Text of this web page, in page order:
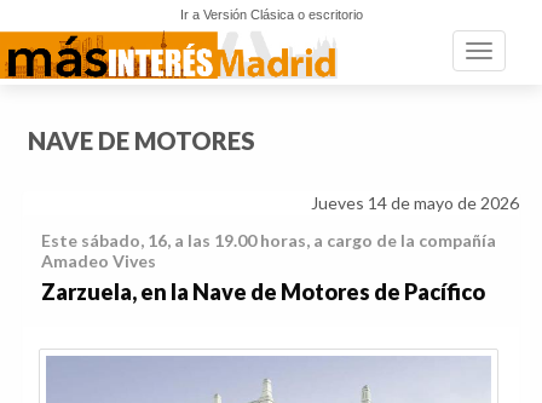
Ir a Versión Clásica o escritorio
Toggle
NAVE DE MOTORES
Jueves 14 de mayo de 2026
Este sábado, 16, a las 19.00 horas, a cargo de la compañía
Amadeo Vives
Zarzuela, en la Nave de Motores de Pacífico